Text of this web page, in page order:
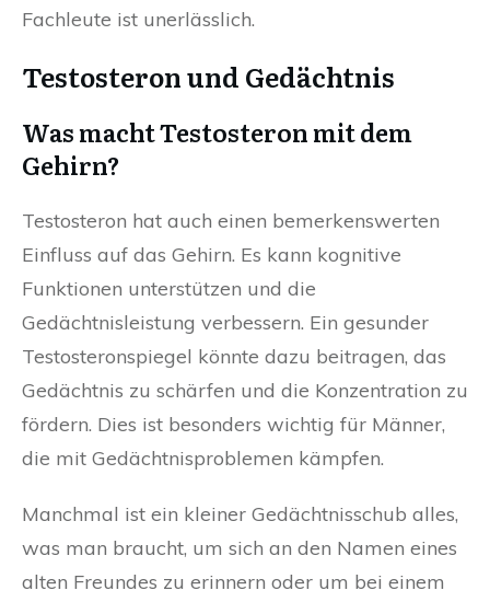
Fachleute ist unerlässlich.
Testosteron und Gedächtnis
Was macht Testosteron mit dem
Gehirn?
Testosteron hat auch einen bemerkenswerten
Einfluss auf das Gehirn. Es kann kognitive
Funktionen unterstützen und die
Gedächtnisleistung verbessern. Ein gesunder
Testosteronspiegel könnte dazu beitragen, das
Gedächtnis zu schärfen und die Konzentration zu
fördern. Dies ist besonders wichtig für Männer,
die mit Gedächtnisproblemen kämpfen.
Manchmal ist ein kleiner Gedächtnisschub alles,
was man braucht, um sich an den Namen eines
alten Freundes zu erinnern oder um bei einem